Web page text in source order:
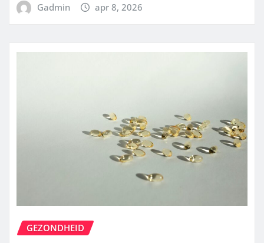
Gadmin apr 8, 2026
GEZONDHEID